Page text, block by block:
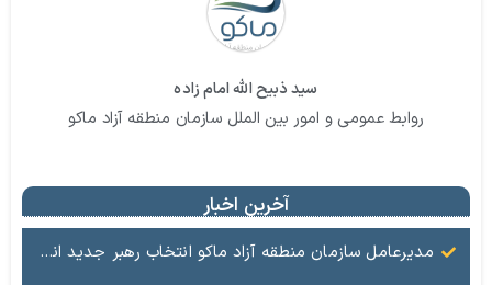
سید ذبیح الله امام زاده
روابط عمومی و امور بین الملل سازمان منطقه آزاد ماکو
آخرین اخبار
مدیرعامل سازمان منطقه آزاد ماکو انتخاب رهبر جدید انقلاب را تبریک گفت